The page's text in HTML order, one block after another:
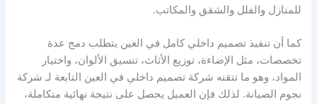
للمنازل والفلل والشقق والمكاتب.
كما أن تنفيذ تصميم داخلي كامل في العين يتطلب دمج عدة
تخصصات، مثل الإضاءة، توزيع الأثاث، تنسيق الألوان، واختيار
المواد، وهو ما تتقنه شركة تصميم داخلي في العين التابعة لـ شركة
نجوم الصيانة. لذلك فإن العميل يحصل على نتيجة نهائية متكاملة،